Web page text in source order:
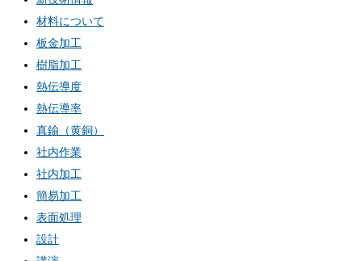
材料について
板金加工
樹脂加工
熱伝導度
熱伝導率
真鍮（黄銅）
社内作業
社内加工
簡易加工
表面処理
設計